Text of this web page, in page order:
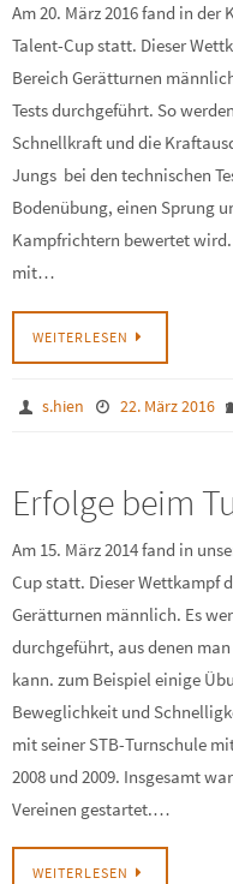
Am 20. März 2016 fand in
Talent-Cup statt. Dieser
Bereich Gerätturnen
Tests durchgeführt. So
Schnellkraft und die
Jungs bei den technischen
Bodenübung, einen Sprung
Kampfrichtern bewertet wird.
mit…
WEITERLESEN
s.hien 22. März 2016
Erfolge beim
Am 15. März 2014 fand in
Cup statt. Dieser Wettkampf
Gerätturnen männlich. Es
durchgeführt, aus denen
kann. zum Beispiel einige
Beweglichkeit und
mit seiner STB-Turnschule
2008 und 2009. Insgesamt
Vereinen gestartet.…
WEITERLESEN